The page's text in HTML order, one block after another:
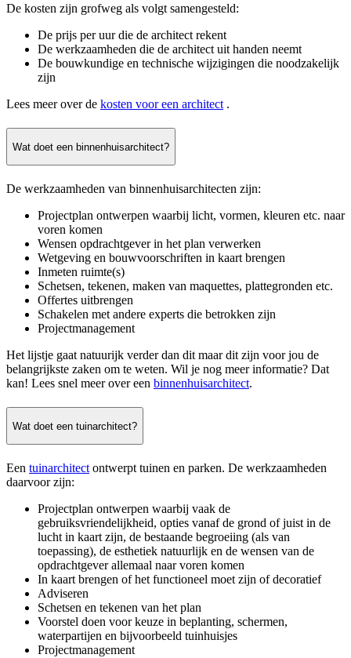
De kosten zijn grofweg als volgt samengesteld:
De prijs per uur die de architect rekent
De werkzaamheden die de architect uit handen neemt
De bouwkundige en technische wijzigingen die noodzakelijk
zijn
Lees meer over de kosten voor een architect .
Wat doet een binnenhuisarchitect?
De werkzaamheden van binnenhuisarchitecten zijn:
Projectplan ontwerpen waarbij licht, vormen, kleuren etc. naar
voren komen
Wensen opdrachtgever in het plan verwerken
Wetgeving en bouwvoorschriften in kaart brengen
Inmeten ruimte(s)
Schetsen, tekenen, maken van maquettes, plattegronden etc.
Offertes uitbrengen
Schakelen met andere experts die betrokken zijn
Projectmanagement
Het lijstje gaat natuurijk verder dan dit maar dit zijn voor jou de
belangrijkste zaken om te weten. Wil je nog meer informatie? Dat
kan! Lees snel meer over een binnenhuisarchitect.
Wat doet een tuinarchitect?
Een tuinarchitect ontwerpt tuinen en parken. De werkzaamheden
daarvoor zijn:
Projectplan ontwerpen waarbij vaak de
gebruiksvriendelijkheid, opties vanaf de grond of juist in de
lucht in kaart zijn, de bestaande begroeiing (als van
toepassing), de esthetiek natuurlijk en de wensen van de
opdrachtgever allemaal naar voren komen
In kaart brengen of het functioneel moet zijn of decoratief
Adviseren
Schetsen en tekenen van het plan
Voorstel doen voor keuze in beplanting, schermen,
waterpartijen en bijvoorbeeld tuinhuisjes
Projectmanagement